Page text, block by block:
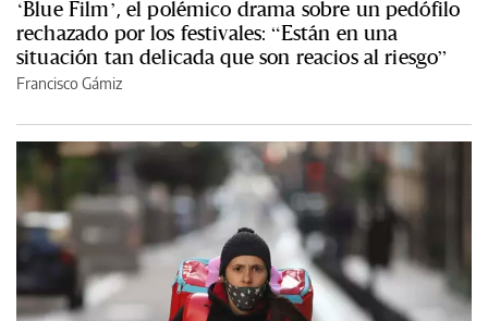
‘Blue Film’, el polémico drama sobre un pedófilo
rechazado por los festivales: “Están en una
situación tan delicada que son reacios al riesgo”
Francisco Gámiz